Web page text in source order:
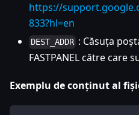
https://
833?hl=en
DEST_ADDR : Căsuța
FASTPANEL către care
Exemplu de conținut al